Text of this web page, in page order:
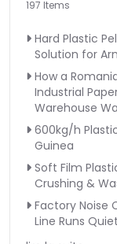
197 Items
Hard Plastic
Solution for
How a
Industrial
Warehouse
600kg/h
Guinea
Soft Film
Crushing &
Factory Noise
Line Runs